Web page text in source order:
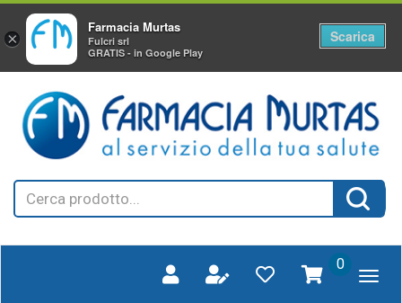
contenuto
principale
SCANO
Cerca
Prodotto
0prodotti
inseriti
×
Farmacia Murtas
Fulcri srl
GRATIS - in Google Play
Scarica